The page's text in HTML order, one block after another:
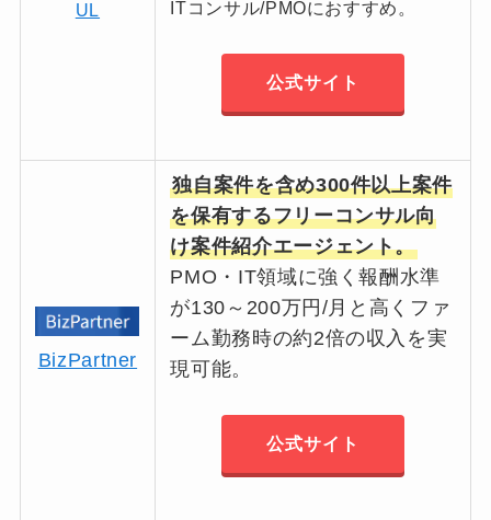
UL
ITコンサル/PMOにおすすめ。
公式サイト
BizPartner
独自案件を含め300件以上案件
を保有するフリーコンサル向
け案件紹介エージェント。
PMO・IT領域に強く報酬水準
が130～200万円/月と高くファ
ーム勤務時の約2倍の収入を実
現可能。
公式サイト